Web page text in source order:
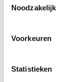
Noodzakelijk
Voorkeuren
Statistieken
Lees meer
aan de slag
De Vlaamse